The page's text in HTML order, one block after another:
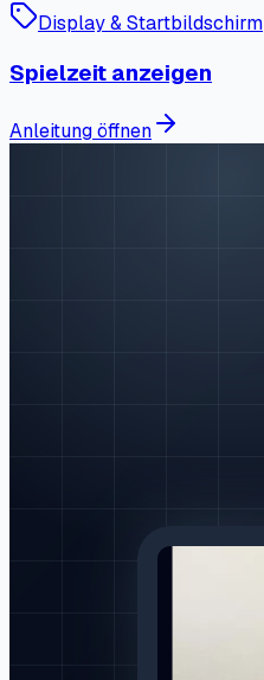
Display & Startbildschirm
Spielzeit anzeigen
Anleitung öffnen